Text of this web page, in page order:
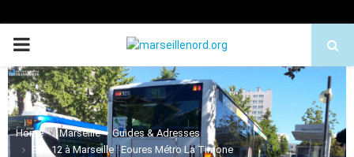
PRIMARY
MENU
Home
Marseille – Guides & Adresses
Bus 12 à Marseille : Eoures Métro La Timone